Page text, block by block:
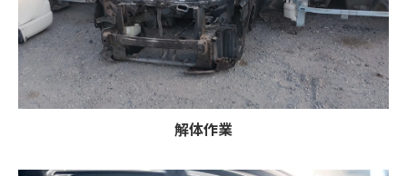
解体作業